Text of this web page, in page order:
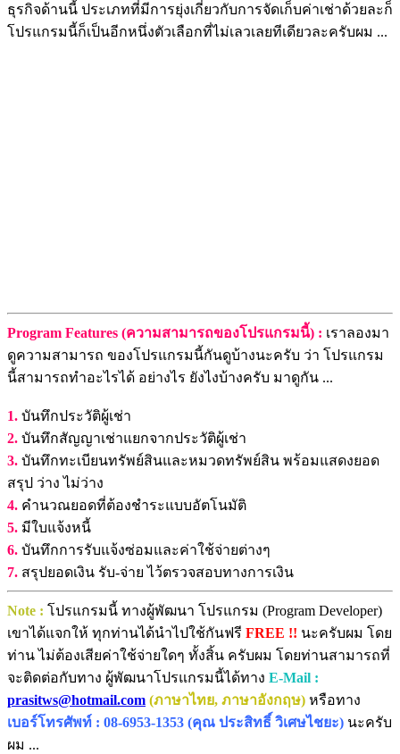
ธุรกิจด้านนี้ ประเภทที่มีการยุ่งเกี่ยวกับการจัดเก็บค่าเช่าด้วยละก็
โปรแกรมนี้ก็เป็นอีกหนึ่งตัวเลือกที่ไม่เลวเลยทีเดียวละครับผม ...
Program Features (ความสามารถของโปรแกรมนี้) : เราลองมา
ดูความสามารถ ของโปรแกรมนี้กันดูบ้างนะครับ ว่า โปรแกรม
นี้สามารถทำอะไรได้ อย่างไร ยังไงบ้างครับ มาดูกัน ...
1. บันทึกประวัติผู้เช่า
2. บันทึกสัญญาเช่าแยกจากประวัติผู้เช่า
3. บันทึกทะเบียนทรัพย์สินและหมวดทรัพย์สิน พร้อมแสดงยอด
สรุป ว่าง ไม่ว่าง
4. คำนวณยอดที่ต้องชำระแบบอัตโนมัติ
5. มีใบแจ้งหนี้
6. บันทึกการรับแจ้งซ่อมและค่าใช้จ่ายต่างๆ
7. สรุปยอดเงิน รับ-จ่าย ไว้ตรวจสอบทางการเงิน
Note : โปรแกรมนี้ ทางผู้พัฒนา โปรแกรม (Program Developer)
เขาได้แจกให้ ทุกท่านได้นำไปใช้กันฟรี FREE !! นะครับผม โดย
ท่าน ไม่ต้องเสียค่าใช้จ่ายใดๆ ทั้งสิ้น ครับผม โดยท่านสามารถที่
จะติดต่อกับทาง ผู้พัฒนาโปรแกรมนี้ได้ทาง E-Mail :
prasitws@hotmail.com (ภาษาไทย, ภาษาอังกฤษ) หรือทาง
เบอร์โทรศัพท์ : 08-6953-1353 (คุณ ประสิทธิ์ วิเศษไชยะ) นะครับ
ผม ...